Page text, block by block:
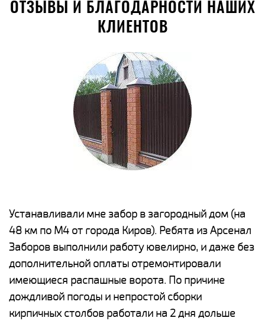
ОТЗЫВЫ И БЛАГОДАРНОСТИ НАШИХ
КЛИЕНТОВ
Устанавливали мне забор в загородный дом (на
48 км по М4 от города Киров). Ребята из Арсенал
Заборов выполнили работу ювелирно, и даже без
дополнительной оплаты отремонтировали
имеющиеся распашные ворота. По причине
дождливой погоды и непростой сборки
кирпичных столбов работали на 2 дня дольше